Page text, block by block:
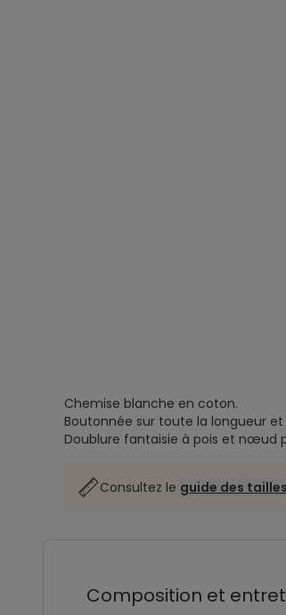
Chemise blanche en coton.
Boutonnée sur toute la longueur
Doublure fantaisie à pois et nœud
Consultez le guide des tailles
Composition et